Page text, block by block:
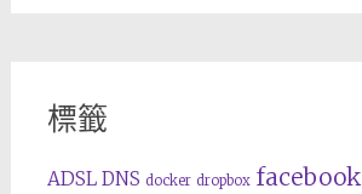
標籤
ADSL DNS docker dropbox facebook